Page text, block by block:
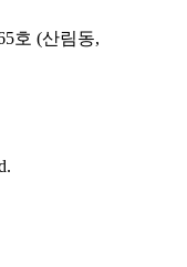
호 (산림동,